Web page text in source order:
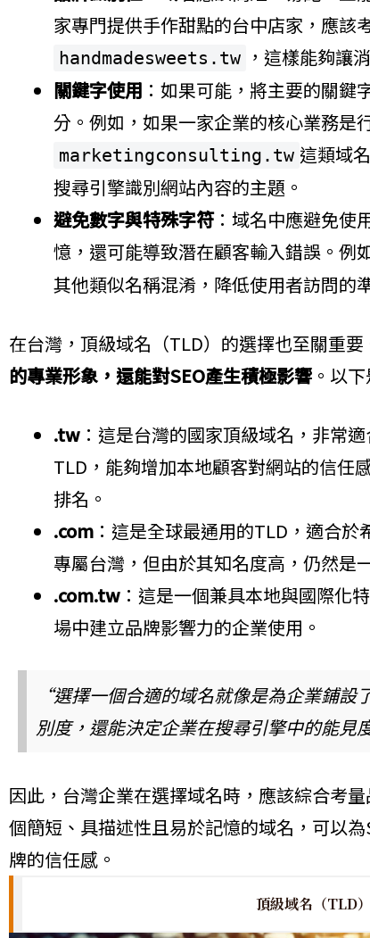
家專門提供手作甜點的台中店家，應該
handmadesweets.tw ，這樣能夠讓
關鍵字使用 ：如果可能，將主要的關
分。例如，如果一家企業的核心業務是
marketingconsulting.tw 這類域
搜尋引擎識別網站內容的主題。
避免數字與特殊字符：域名中應避免使
憶，還可能導致潛在顧客輸入錯誤。例
其他類似名稱混淆，降低使用者訪問的
在台灣，頂級域名（TLD）的選擇也至關重要
的專業形象，還能對SEO產生積極影響 。以
.tw ：這是台灣的國家頂級域名，非常
TLD，能夠增加本地顧客對網站的信任
排名。
.com ：這是全球最通用的TLD，適合
專屬台灣，但由於其知名度高，仍然是
.com.tw ：這是一個兼具本地與國際化
場中建立品牌影響力的企業使用。
“選擇一個合適的域名就像是為企業鋪
別度，還能決定企業在搜尋引擎中的能見
因此，台灣企業在選擇域名時，應該綜合考
個簡短、具描述性且易於記憶的域名，可以
牌的信任感。
頂級域名（TLD